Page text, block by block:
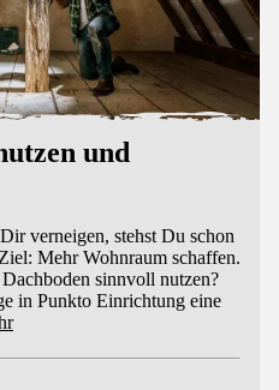
und
verneigen, stehst Du schon
Mehr Wohnraum schaffen.
sinnvoll nutzen?
in Punkto Einrichtung eine